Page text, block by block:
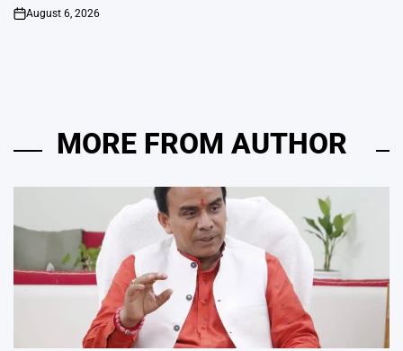
on
August 6, 2026
MORE FROM AUTHOR